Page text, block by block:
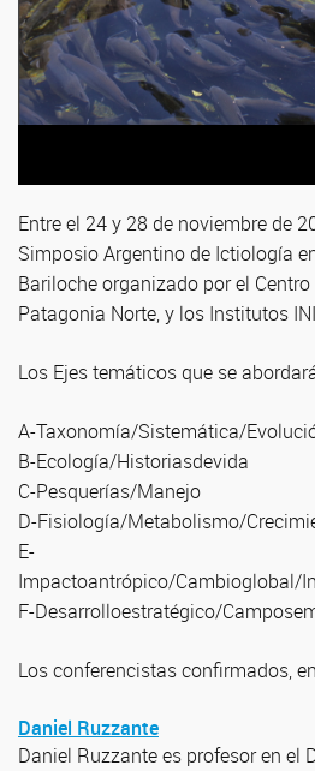
Entre el 24 y 28 de noviembre de
Simposio Argentino de Ictiología
Bariloche organizado por el
Patagonia Norte, y los Institutos
Los Ejes temáticos que se
A-Taxonomía/Sistemática/
B-Ecología/Historiasdevida
C-Pesquerías/Manejo
D-Fisiología/Metabolismo/
E-
Impactoantrópico/Cambioglobal/
F-Desarrolloestratégico/
Los conferencistas confirmados,
Daniel Ruzzante
Daniel Ruzzante es profesor en el